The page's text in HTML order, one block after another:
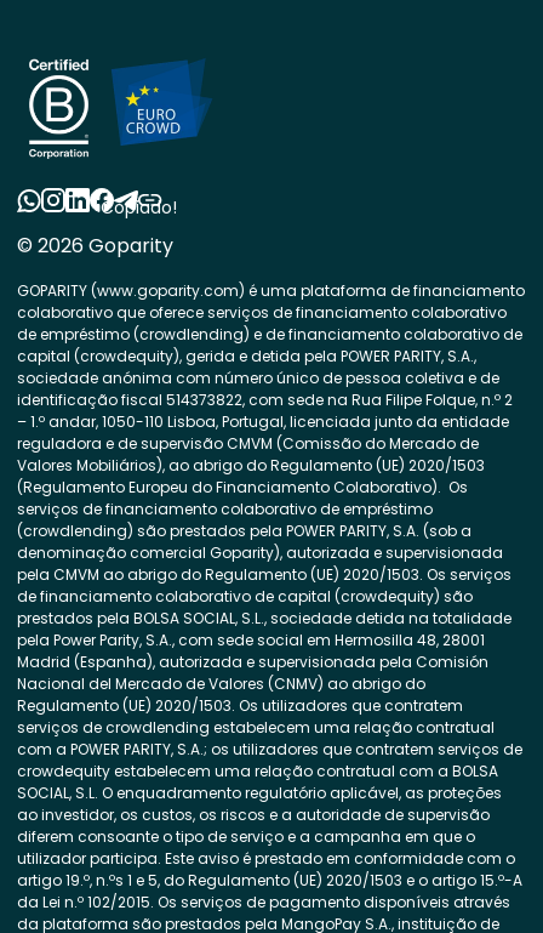
© 2026 Goparity
GOPARITY (www.goparity.com) é uma plataforma de financiamento
colaborativo que oferece serviços de financiamento colaborativo
de empréstimo (crowdlending) e de financiamento colaborativo de
capital (crowdequity), gerida e detida pela POWER PARITY, S.A.,
sociedade anónima com número único de pessoa coletiva e de
identificação fiscal 514373822, com sede na Rua Filipe Folque, n.º 2
– 1.º andar, 1050-110 Lisboa, Portugal, licenciada junto da entidade
reguladora e de supervisão CMVM (Comissão do Mercado de
Valores Mobiliários), ao abrigo do Regulamento (UE) 2020/1503
(Regulamento Europeu do Financiamento Colaborativo). Os
serviços de financiamento colaborativo de empréstimo
(crowdlending) são prestados pela POWER PARITY, S.A. (sob a
denominação comercial Goparity), autorizada e supervisionada
pela CMVM ao abrigo do Regulamento (UE) 2020/1503. Os serviços
de financiamento colaborativo de capital (crowdequity) são
prestados pela BOLSA SOCIAL, S.L., sociedade detida na totalidade
pela Power Parity, S.A., com sede social em Hermosilla 48, 28001
Madrid (Espanha), autorizada e supervisionada pela Comisión
Nacional del Mercado de Valores (CNMV) ao abrigo do
Regulamento (UE) 2020/1503. Os utilizadores que contratem
serviços de crowdlending estabelecem uma relação contratual
com a POWER PARITY, S.A.; os utilizadores que contratem serviços de
crowdequity estabelecem uma relação contratual com a BOLSA
SOCIAL, S.L. O enquadramento regulatório aplicável, as proteções
ao investidor, os custos, os riscos e a autoridade de supervisão
diferem consoante o tipo de serviço e a campanha em que o
utilizador participa. Este aviso é prestado em conformidade com o
artigo 19.º, n.ºs 1 e 5, do Regulamento (UE) 2020/1503 e o artigo 15.º-A
da Lei n.º 102/2015. Os serviços de pagamento disponíveis através
da plataforma são prestados pela MangoPay S.A., instituição de
Copiado!